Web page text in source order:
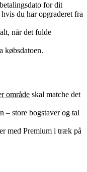
for dit
du har opgraderet fra
når det fulde
købsdatoen.
område skal matche det
– store bogstaver og tal
med Premium i træk på